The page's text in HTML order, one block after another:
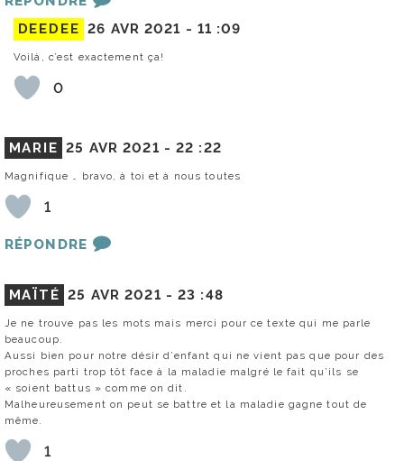
DEEDEE 26 AVR 2021 - 11 :09
Voilà, c’est exactement ça!
0
MARIE 25 AVR 2021 -22 :22
Magnifique … bravo, à toi et à nous toutes
1
RÉPONDRE
MAÏTÉ 25 AVR 2021 -23 :48
Je ne trouve pas les mots mais merci pour ce texte qui me parle
beaucoup.
Aussi bien pour notre désir d’enfant qui ne vient pas que pour des
proches parti trop tôt face à la maladie malgré le fait qu’ils se
« soient battus » comme on dit.
Malheureusement on peut se battre et la maladie gagne tout de
même.
1